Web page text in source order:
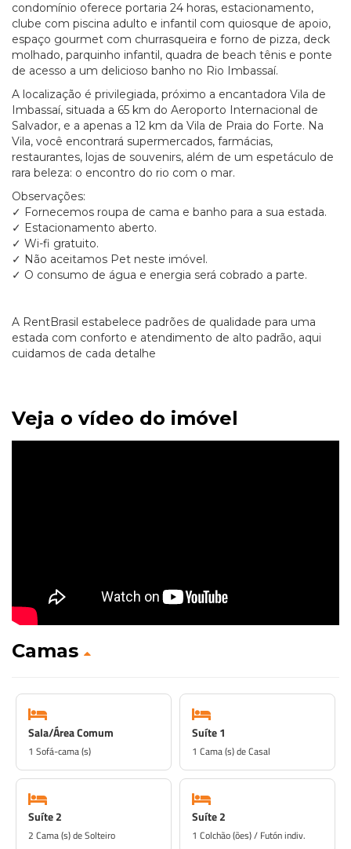
condomínio oferece portaria 24 horas, estacionamento,
clube com piscina adulto e infantil com quiosque de apoio,
espaço gourmet com churrasqueira e forno de pizza, deck
molhado, parquinho infantil, quadra de beach tênis e ponte
de acesso a um delicioso banho no Rio Imbassaí.
A localização é privilegiada, próximo a encantadora Vila de
Imbassaí, situada a 65 km do Aeroporto Internacional de
Salvador, e a apenas a 12 km da Vila de Praia do Forte. Na
Vila, você encontrará supermercados, farmácias,
restaurantes, lojas de souvenirs, além de um espetáculo de
rara beleza: o encontro do rio com o mar.
Observações:
✓ Fornecemos roupa de cama e banho para a sua estada.
✓ Estacionamento aberto.
✓ Wi-fi gratuito.
✓ Não aceitamos Pet neste imóvel.
✓ O consumo de água e energia será cobrado a parte.
A RentBrasil estabelece padrões de qualidade para uma
estada com conforto e atendimento de alto padrão, aqui
cuidamos de cada detalhe
Veja o vídeo do imóvel
Camas
Sala/Área Comum
1 Sofá-cama (s)
Suíte 1
1 Cama (s) de Casal
Suíte 2
2 Cama (s) de Solteiro
Suíte 2
1 Colchão (ões) / Futón indiv.